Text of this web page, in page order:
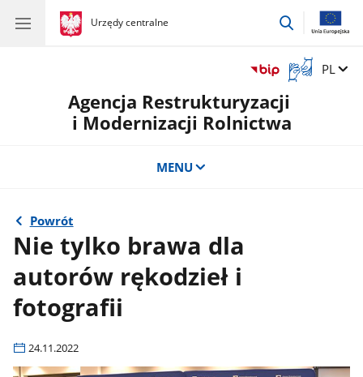
gov.pl
Urzędy centralne
gov.pl
Urzędy
przejdź
Otwórz
okno
z
tłumaczem
Zmień
PL
Agencja Restrukturyzacji
i Modernizacji Rolnictwa
MENU
Powrót
Nie tylko brawa dla
autorów rękodzieł i
fotografii
24.11.2022